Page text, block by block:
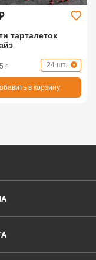
тарталеток
г 24 шт.
в корзину